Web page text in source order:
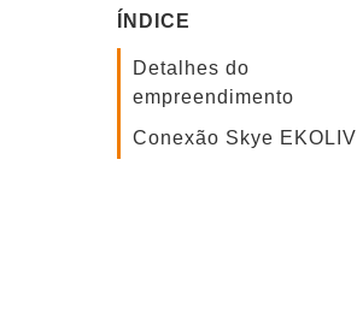
ÍNDICE
Detalhes do
empreendimento
Conexão Skye EKOLIV